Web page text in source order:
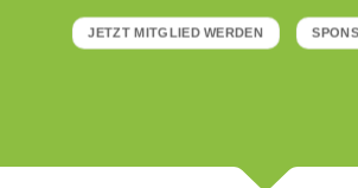
JETZT MITGLIED WERDEN